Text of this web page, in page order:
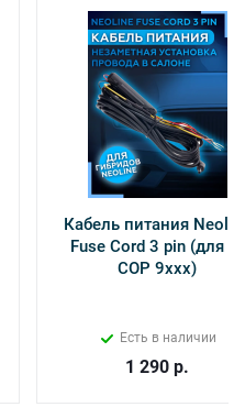
Кабель питания
Fuse Cord 3 pin (для Х-
СОР 9ххх)
Есть в наличии
1 290 р.